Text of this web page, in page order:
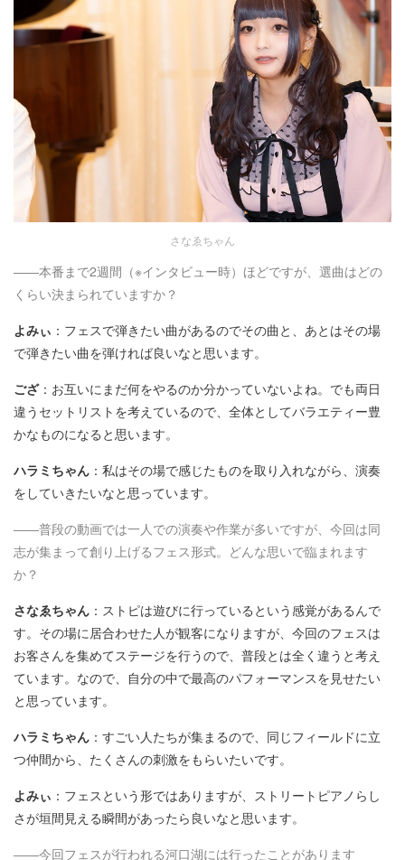
さなゑちゃん
――本番まで2週間（※インタビュー時）ほどですが、選曲はどの
くらい決まられていますか？
よみぃ ：フェスで弾きたい曲があるのでその曲と、あとはその場
で弾きたい曲を弾ければ良いなと思います。
ござ：お互いにまだ何をやるのか分かっていないよね。でも両日
違うセットリストを考えているので、全体としてバラエティー豊
かなものになると思います。
ハラミちゃん ：私はその場で感じたものを取り入れながら、演奏
をしていきたいなと思っています。
――普段の動画では一人での演奏や作業が多いですが、今回は同
志が集まって創り上げるフェス形式。どんな思いで臨まれます
か？
さなゑちゃん ：ストピは遊びに行っているという感覚があるんで
す。その場に居合わせた人が観客になりますが、今回のフェスは
お客さんを集めてステージを行うので、普段とは全く違うと考え
ています。なので、自分の中で最高のパフォーマンスを見せたい
と思っています。
ハラミちゃん ：すごい人たちが集まるので、同じフィールドに立
つ仲間から、たくさんの刺激をもらいたいです。
よみぃ ：フェスという形ではありますが、ストリートピアノらし
さが垣間見える瞬間があったら良いなと思います。
――今回フェスが行われる河口湖には行ったことがあります